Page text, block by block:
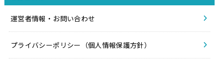
運営者情報・お問い合わせ
プライバシーポリシー（個人情報保護方針）